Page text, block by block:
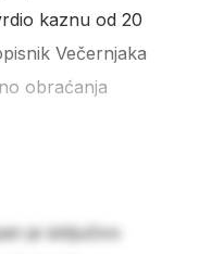
kaznu od 20
Večernjaka
obraćanja
je isključivo